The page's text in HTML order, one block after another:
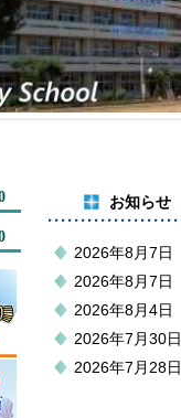
お知らせ
2026年8月7日
2026年8月7日
2026年8月4日
2026年7月30日
2026年7月28日